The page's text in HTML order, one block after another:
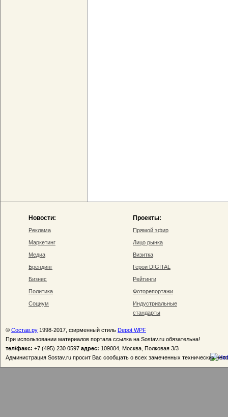
Новости:
Реклама
Маркетинг
Медиа
Брендинг
Бизнес
Политика
Социум
Проекты:
Прямой эфир
Лицо рынка
Визитка
Герои DIGITAL
Рейтинги
Фоторепортажи
Индустриальные
стандарты
© Состав.ру 1998-2017, фирменный стиль Depot WPF
При использовании материалов портала ссылка на Sostav.ru обязательна!
тел/факс: +7 (495) 230 0597 адрес: 109004, Москва, Полковая 3/3
Администрация Sostav.ru просит Вас сообщать о всех замеченных технических